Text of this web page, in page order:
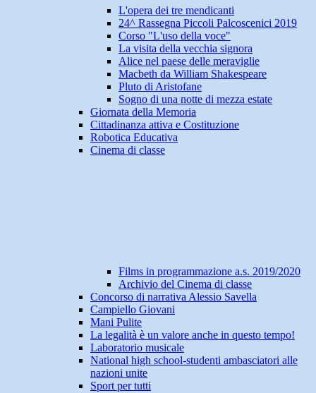
L'opera dei tre mendicanti
24^ Rassegna Piccoli Palcoscenici 2019
Corso "L'uso della voce"
La visita della vecchia signora
Alice nel paese delle meraviglie
Macbeth da William Shakespeare
Pluto di Aristofane
Sogno di una notte di mezza estate
Giornata della Memoria
Cittadinanza attiva e Costituzione
Robotica Educativa
Cinema di classe
Films in programmazione a.s. 2019/2020
Archivio del Cinema di classe
Concorso di narrativa Alessio Savella
Campiello Giovani
Mani Pulite
La legalità è un valore anche in questo tempo!
Laboratorio musicale
National high school-studenti ambasciatori alle
nazioni unite
Sport per tutti